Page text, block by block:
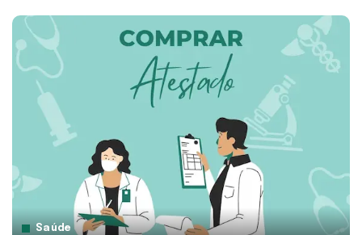
Saúde